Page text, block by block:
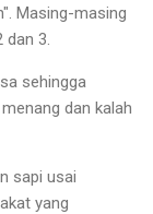
Masing-masing
3.
sehingga
dan kalah
sapi usai
yang